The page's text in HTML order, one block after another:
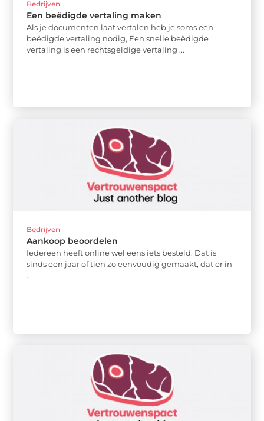
Bedrijven
Een beëdigde vertaling maken
Als je documenten laat vertalen heb je soms een
beëdigde vertaling nodig, Een snelle beëdigde
vertaling is een rechtsgeldige vertaling ...
Bedrijven
Aankoop beoordelen
Iedereen heeft online wel eens iets besteld. Dat is
sinds een jaar of tien zo eenvoudig gemaakt, dat er in
...